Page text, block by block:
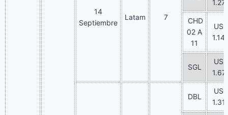
14
Septiembre
Latam 7
CHD
02 A
11
USD
SGL
USD
DBL
USD